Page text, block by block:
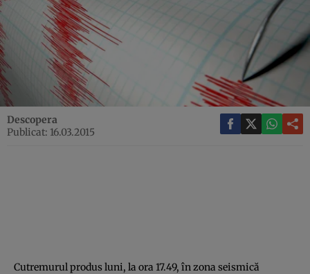
Descopera
Publicat: 16.03.2015
Cutremurul produs luni, la ora 17.49, în zona seismică